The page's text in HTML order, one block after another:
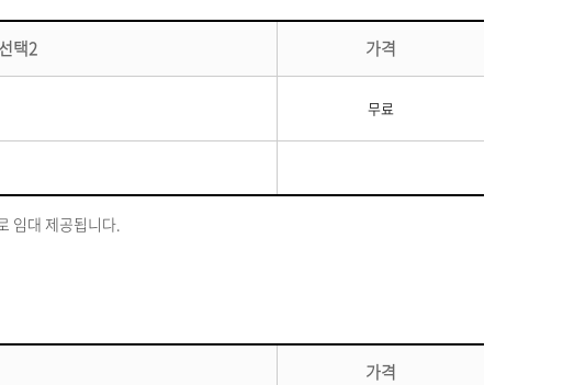
선택2 가격
무료
임대 제공됩니다.
가격